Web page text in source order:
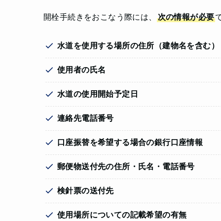
開栓手続きをおこなう際には、 次の情報が必要
水道を使用する場所の住所（建物名を含む）
使用者の氏名
水道の使用開始予定日
連絡先電話番号
口座振替を希望する場合の銀行口座情報
郵便物送付先の住所・氏名・電話番号
検針票の送付先
使用場所についての記載希望の有無